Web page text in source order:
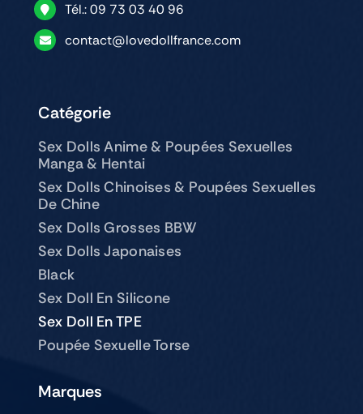
Tél.: 09 73 03 40 96
contact@lovedollfrance.com
Catégorie
Sex Dolls Anime & Poupées Sexuelles
Manga & Hentai
Sex Dolls Chinoises & Poupées Sexuelles
De Chine
Sex Dolls Grosses BBW
Sex Dolls Japonaises
Black
Sex Doll En Silicone
Sex Doll En TPE
Poupée Sexuelle Torse
Marques